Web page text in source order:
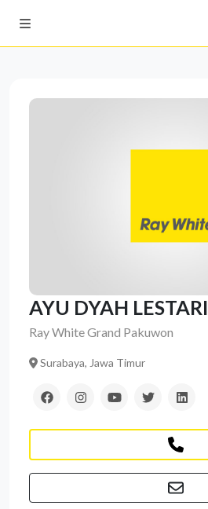
AYU DYAH LESTARI
Ray White Grand Pakuwon
Surabaya, Jawa Timur